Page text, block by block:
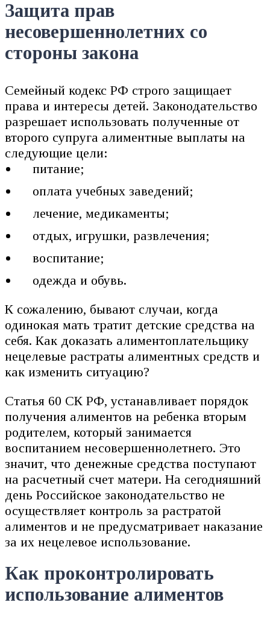
Защита прав
несовершеннолетних со
стороны закона
Семейный кодекс РФ строго защищает
права и интересы детей. Законодательство
разрешает использовать полученные от
второго супруга алиментные выплаты на
следующие цели:
питание;
оплата учебных заведений;
лечение, медикаменты;
отдых, игрушки, развлечения;
воспитание;
одежда и обувь.
К сожалению, бывают случаи, когда
одинокая мать тратит детские средства на
себя. Как доказать алиментоплательщику
нецелевые растраты алиментных средств и
как изменить ситуацию?
Статья 60 СК РФ, устанавливает порядок
получения алиментов на ребенка вторым
родителем, который занимается
воспитанием несовершеннолетнего. Это
значит, что денежные средства поступают
на расчетный счет матери. На сегодняшний
день Российское законодательство не
осуществляет контроль за растратой
алиментов и не предусматривает наказание
за их нецелевое использование.
Как проконтролировать
использование алиментов